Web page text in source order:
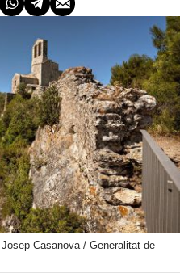
Casanova / Generalitat de